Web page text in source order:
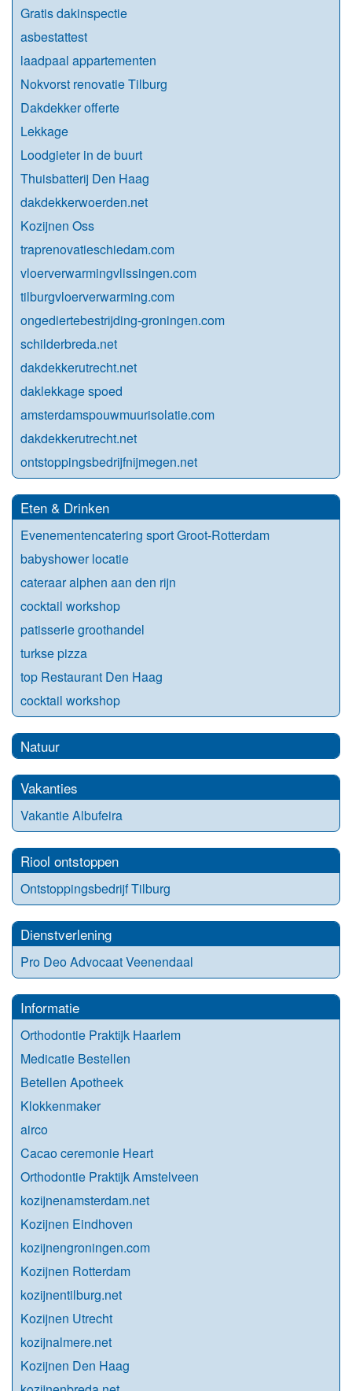
Gratis dakinspectie
asbestattest
laadpaal appartementen
Nokvorst renovatie Tilburg
Dakdekker offerte
Lekkage
Loodgieter in de buurt
Thuisbatterij Den Haag
dakdekkerwoerden.net
Kozijnen Oss
traprenovatieschiedam.com
vloerverwarmingvlissingen.com
tilburgvloerverwarming.com
ongediertebestrijding-groningen.com
schilderbreda.net
dakdekkerutrecht.net
daklekkage spoed
amsterdamspouwmuurisolatie.com
dakdekkerutrecht.net
ontstoppingsbedrijfnijmegen.net
Eten & Drinken
Evenementencatering sport Groot-Rotterdam
babyshower locatie
cateraar alphen aan den rijn
cocktail workshop
patisserie groothandel
turkse pizza
top Restaurant Den Haag
cocktail workshop
Natuur
Vakanties
Vakantie Albufeira
Riool ontstoppen
Ontstoppingsbedrijf Tilburg
Dienstverlening
Pro Deo Advocaat Veenendaal
Informatie
Orthodontie Praktijk Haarlem
Medicatie Bestellen
Betellen Apotheek
Klokkenmaker
airco
Cacao ceremonie Heart
Orthodontie Praktijk Amstelveen
kozijnenamsterdam.net
Kozijnen Eindhoven
kozijnengroningen.com
Kozijnen Rotterdam
kozijnentilburg.net
Kozijnen Utrecht
kozijnalmere.net
Kozijnen Den Haag